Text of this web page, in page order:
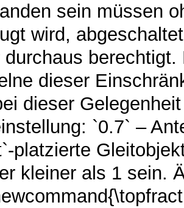
sein müssen
wird,
durchaus
dieser
dieser
`0.7` –
platzierte
kleiner als 1 sein.